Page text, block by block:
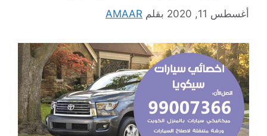
أغسطس 11, 2020 بقلم AMAAR